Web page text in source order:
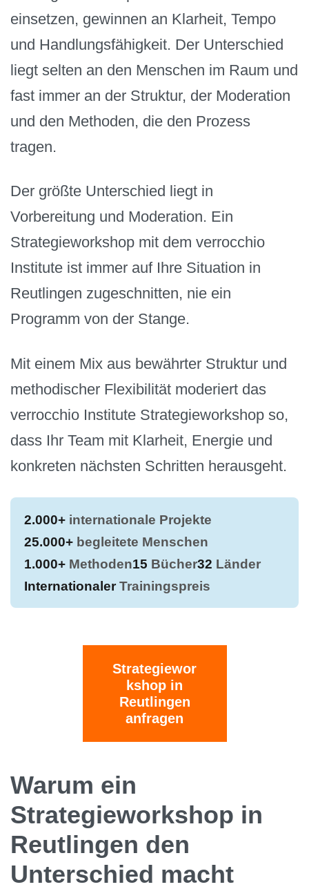
einsetzen, gewinnen an Klarheit, Tempo
und Handlungsfähigkeit. Der Unterschied
liegt selten an den Menschen im Raum und
fast immer an der Struktur, der Moderation
und den Methoden, die den Prozess
tragen.
Der größte Unterschied liegt in
Vorbereitung und Moderation. Ein
Strategieworkshop mit dem verrocchio
Institute ist immer auf Ihre Situation in
Reutlingen zugeschnitten, nie ein
Programm von der Stange.
Mit einem Mix aus bewährter Struktur und
methodischer Flexibilität moderiert das
verrocchio Institute Strategieworkshop so,
dass Ihr Team mit Klarheit, Energie und
konkreten nächsten Schritten herausgeht.
2.000+ internationale Projekte
25.000+ begleitete Menschen
1.000+ Methoden15 Bücher32 Länder
InternationalerTrainingspreis
Strategiewor
kshop in
Reutlingen
anfragen
Warum ein
Strategieworkshop in
Reutlingen den
Unterschied macht